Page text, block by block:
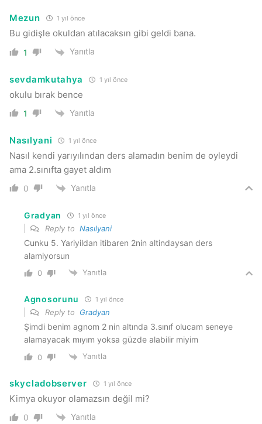
Mezun 1 yıl önce
Bu gidişle okuldan atılacaksın gibi geldi bana.
1 Yanıtla
sevdamkutahya 1 yıl önce
okulu bırak bence
1 Yanıtla
Nasılyani 1 yıl önce
Nasıl kendi yarıyılından ders alamadın benim de oyleydi
ama 2.sınıfta gayet aldım
0 Yanıtla
Gradyan 1 yıl önce
Reply to Nasılyani
Cunku 5. Yariyildan itibaren 2nin altindaysan ders
alamiyorsun
0 Yanıtla
Agnosorunu 1 yıl önce
Reply to Gradyan
Şimdi benim agnom 2 nin altında 3.sınıf olucam seneye
alamayacak mıyım yoksa güzde alabilir miyim
0 Yanıtla
skycladobserver 1 yıl önce
Kimya okuyor olamazsın değil mi?
0 Yanıtla